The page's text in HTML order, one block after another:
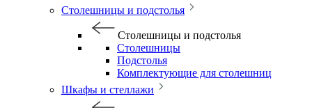
Столешницы и подстолья
Столешницы и подстолья
Столешницы
Подстолья
Комплектующие для столешниц
Шкафы и стеллажи